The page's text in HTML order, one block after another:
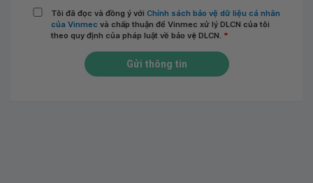
Tôi đã đọc và đồng ý với Chính sách bảo vệ dữ liệu cá nhân
của Vinmec và chấp thuận để Vinmec xử lý DLCN của tôi
theo quy định của pháp luật về bảo vệ DLCN. *
Gửi thông tin